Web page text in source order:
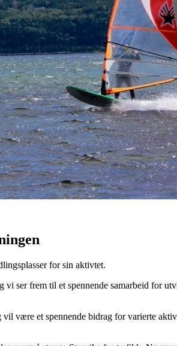
for sin aktivtet.
ser frem til et spennende samarbeid for
være et spennende bidrag for varierte